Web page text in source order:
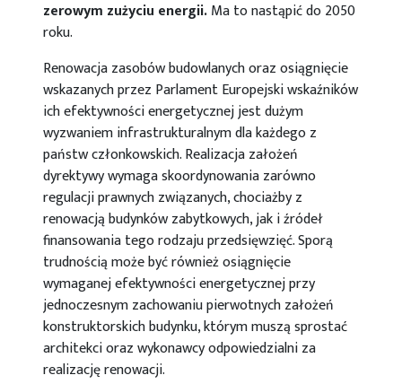
zerowym zużyciu energii.Ma to nastąpić do 2050
roku.
Renowacja zasobów budowlanych oraz osiągnięcie
wskazanych przez Parlament Europejski wskaźników
ich efektywności energetycznej jest dużym
wyzwaniem infrastrukturalnym dla każdego z
państw członkowskich. Realizacja założeń
dyrektywy wymaga skoordynowania zarówno
regulacji prawnych związanych, chociażby z
renowacją budynków zabytkowych, jak i źródeł
finansowania tego rodzaju przedsięwzięć. Sporą
trudnością może być również osiągnięcie
wymaganej efektywności energetycznej przy
jednoczesnym zachowaniu pierwotnych założeń
konstruktorskich budynku, którym muszą sprostać
architekci oraz wykonawcy odpowiedzialni za
realizację renowacji.